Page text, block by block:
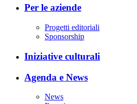
Per le aziende
Progetti editoriali
Sponsorship
Iniziative culturali
Agenda e News
News